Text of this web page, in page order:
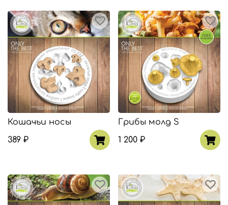
Кошачьи носы
389 ₽
Грибы молд S
1 200 ₽